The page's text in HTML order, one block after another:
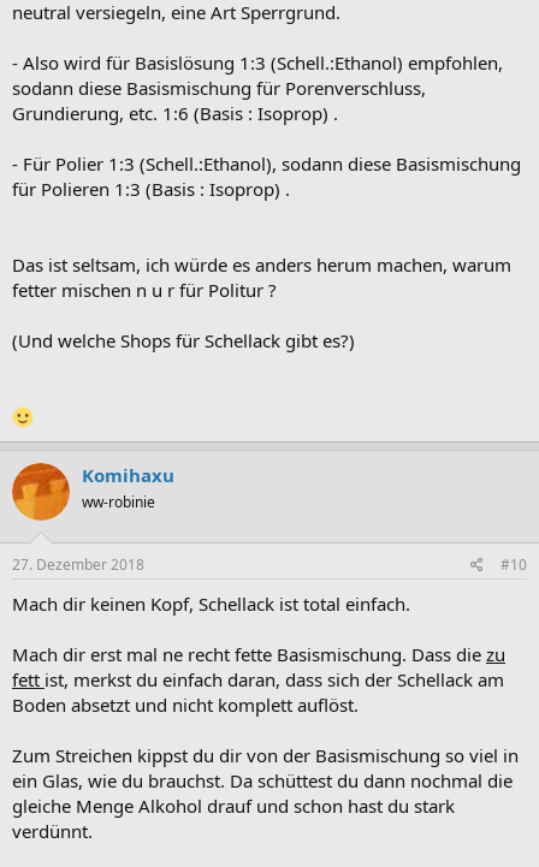
neutral versiegeln, eine Art Sperrgrund.
- Also wird für Basislösung 1:3 (Schell.:Ethanol) empfohlen,
sodann diese Basismischung für Porenverschluss,
Grundierung, etc. 1:6 (Basis : Isoprop) .
- Für Polier 1:3 (Schell.:Ethanol), sodann diese Basismischung
für Polieren 1:3 (Basis : Isoprop) .
Das ist seltsam, ich würde es anders herum machen, warum
fetter mischen n u r für Politur ?
(Und welche Shops für Schellack gibt es?)
Komihaxu
ww-robinie
27. Dezember 2018 #10
Mach dir keinen Kopf, Schellack ist total einfach.
Mach dir erst mal ne recht fette Basismischung. Dass die zu
fett ist, merkst du einfach daran, dass sich der Schellack am
Boden absetzt und nicht komplett auflöst.
Zum Streichen kippst du dir von der Basismischung so viel in
ein Glas, wie du brauchst. Da schüttest du dann nochmal die
gleiche Menge Alkohol drauf und schon hast du stark
verdünnt.